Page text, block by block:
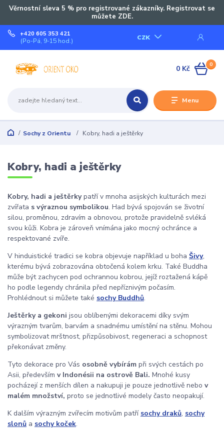
Věrnostní sleva 5 % pro registrované zákazníky. Registrovat se
můžete ZDE.
Menu
CZK
+420 605 353 421
(Po-Pá, 9-15 hod.)
0
0 Kč
Sochy z Orientu Kobry, hadi a ještěrky
Kobry, hadi a ještěrky
Kobry, hadi a ještěrkypatří v mnoha asijských kulturách mezi
zvířata s výraznou symbolikou. Had bývá spojován se životní
silou, proměnou, zdravím a obnovou, protože pravidelně svléká
svou kůži. Kobra je zároveň vnímána jako mocný ochránce a
respektované zvíře.
V hinduistické tradici se kobra objevuje například u boha Šivy,
kterému bývá zobrazována obtočená kolem krku. Také Buddha
může být zachycen pod ochrannou kobrou, jejíž roztažená kápě
ho podle legendy chránila před nepříznivým počasím.
Prohlédnout si můžete také sochy Buddhů.
Ještěrky a gekoni jsou oblíbenými dekoracemi díky svým
výrazným tvarům, barvám a snadnému umístění na stěnu. Mohou
symbolizovat mrštnost, přizpůsobivost, regeneraci a schopnost
překonávat změny.
Tyto dekorace pro Vás osobně vybírám při svých cestách po
Asii, především v Indonésii na ostrově Bali. Mnohé kusy
pocházejí z menších dílen a nakupuji je pouze jednotlivě nebo v
malém množství, proto se jednotlivé modely často neopakují.
K dalším výrazným zvířecím motivům patří sochy draků, sochy
slonů a sochy koček.